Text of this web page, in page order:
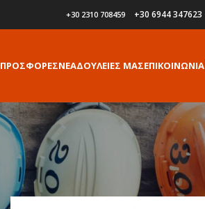
+30 2310 708459 +30 6944 347623
ΠΡΟΣΦΟΡΕΣΝΕΑΔΟΥΛΕΙΕΣ ΜΑΣΕΠΙΚΟΙΝΩΝΙΑ
24